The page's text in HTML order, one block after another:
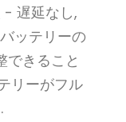
- 遅延なし,
ッテリーの
できること
リーがフル